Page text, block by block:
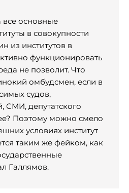
все основные
в совокупности
из институтов в
функционировать
не позволит. Что
омбудсмен, если в
судов,
СМИ, депутатского
Поэтому можно смело
условиях институт
таким же фейком, как
Галлямов.